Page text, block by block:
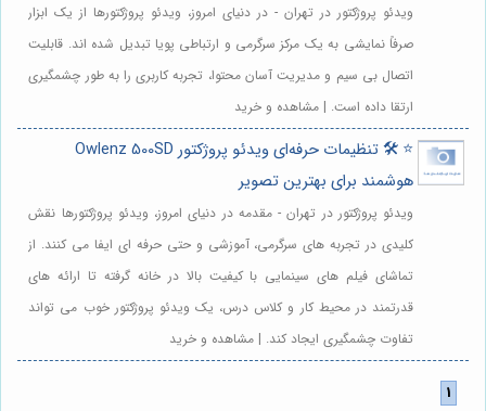
ویدئو پروژکتور در تهران - در دنیای امروز، ویدئو پروژکتورها از یک ابزار
صرفاً نمایشی به یک مرکز سرگرمی و ارتباطی پویا تبدیل شده اند. قابلیت
اتصال بی سیم و مدیریت آسان محتوا، تجربه کاربری را به طور چشمگیری
ارتقا داده است. | مشاهده و خرید
⭐️ 🛠️ تنظیمات حرفه‌ای ویدئو پروژکتور Owlenz 500SD
هوشمند برای بهترین تصویر
ویدئو پروژکتور در تهران - مقدمه در دنیای امروز، ویدئو پروژکتورها نقش
کلیدی در تجربه های سرگرمی، آموزشی و حتی حرفه ای ایفا می کنند. از
تماشای فیلم های سینمایی با کیفیت بالا در خانه گرفته تا ارائه های
قدرتمند در محیط کار و کلاس درس، یک ویدئو پروژکتور خوب می تواند
تفاوت چشمگیری ایجاد کند. | مشاهده و خرید